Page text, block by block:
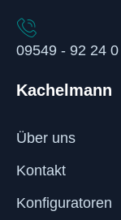
09549 - 92 24 0
Kachelmann
Über uns
Kontakt
Konfiguratoren